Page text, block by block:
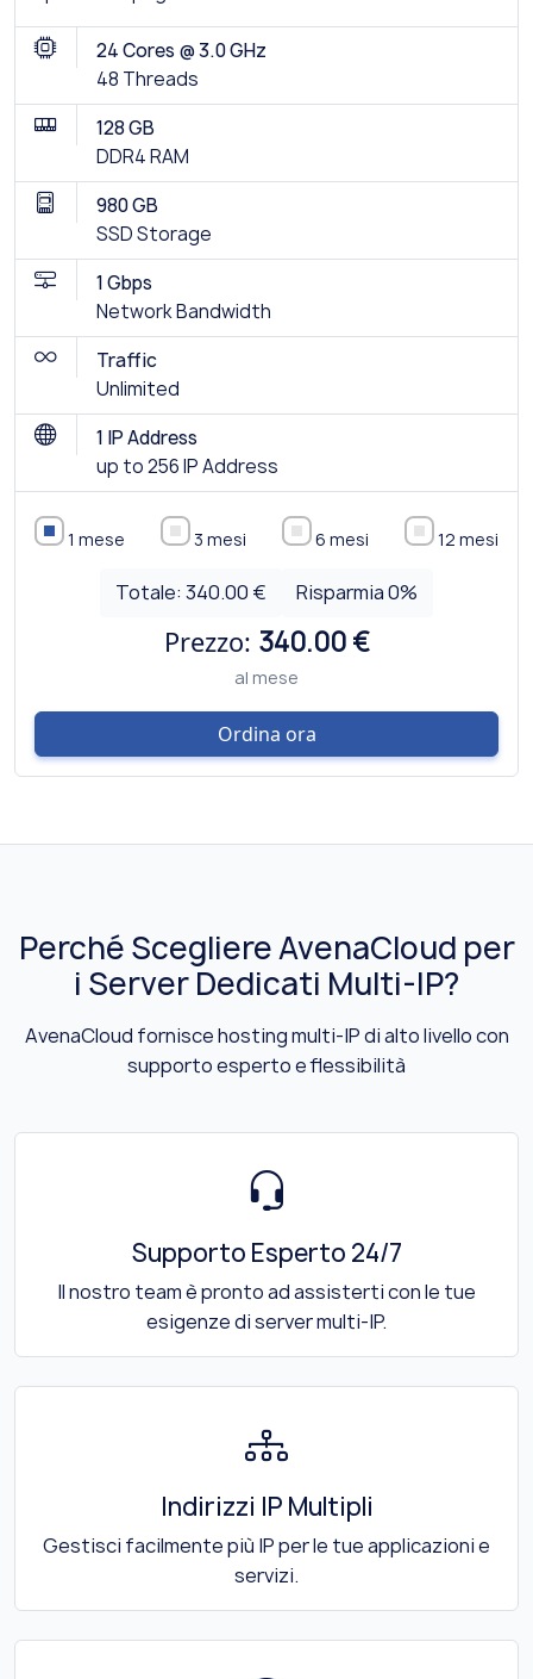
24 Cores @ 3.0 GHz
48 Threads
128 GB
DDR4 RAM
980 GB
SSD Storage
1 Gbps
Network Bandwidth
Traffic
Unlimited
1 IP Address
up to 256 IP Address
1 mese 3 mesi 6 mesi 12 mesi
Totale: 340.00 € Risparmia0%
Prezzo: 340.00 €
al mese
Ordina ora
Perché Scegliere AvenaCloud per
i Server Dedicati Multi-IP?
AvenaCloud fornisce hosting multi-IP di alto livello con
supporto esperto e flessibilità
Supporto Esperto 24/7
Il nostro team è pronto ad assisterti con le tue
esigenze di server multi-IP.
Indirizzi IP Multipli
Gestisci facilmente più IP per le tue applicazioni e
servizi.